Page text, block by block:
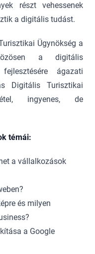
részt vehessenek
a digitális tudást.
Ügynökség a
a digitális
ágazati
Turisztikai
ingyenes, de
témái:
a vállalkozások
és milyen
a Google